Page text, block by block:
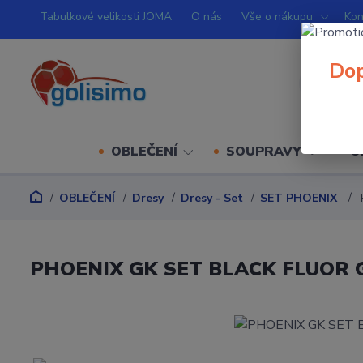
Tabulkové velikosti JOMA O nás Vše o nákupu
OBLEČENÍ SOUPRAVY
OBLEČENÍ Dresy Dresy - Set SET PHOENIX
PHOENIX GK SET BLACK FLUOR